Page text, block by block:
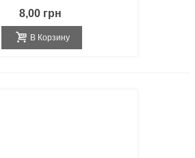
8,00 грн
В Корзину